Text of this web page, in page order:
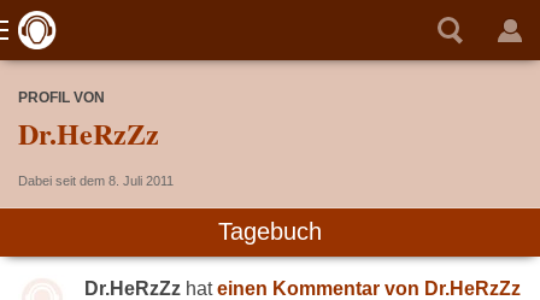
PROFIL VON
Dr.HeRzZz
Dabei seit dem 8. Juli 2011
Tagebuch
Dr.HeRzZz hateinen Kommentar von Dr.HeRzZz